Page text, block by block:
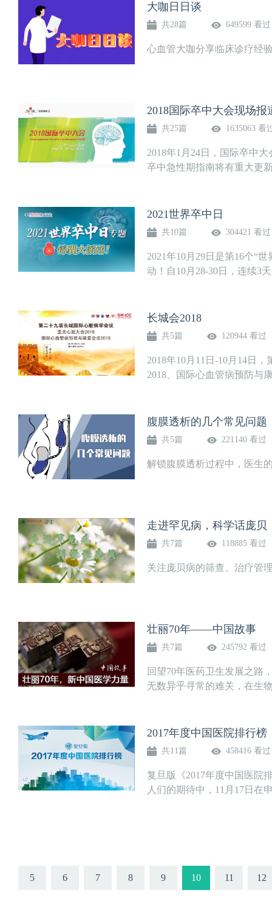
大咖日日谈
共28篇 649599 看过
心血管大咖分享临床诊疗经
2018国际卒中大会现场报
共25篇 1635063 看
2018年1月24日，国际卒中
卒中急性期指南将有重大更
2021世界卒中日
共10篇 304421 看过
2021年10月29日是第16个“
动！自10月28-30日，连续3
长城会2018
共5篇 120944 看过
2018年10月11日-10月14日
2018、国际心血管病预防与
腹膜透析的几个常见问题
共5篇 221140 看过
解锁腹膜透析过程中，医生
走进罕见病，科学话庞贝
共7篇 118885 看过
关注庞贝病的筛查、治疗管
壮丽70年——中国故事
共7篇 245792 看过
回望70年医药卫生发展之路
无数异乎寻常的难关，在生
2017年度中国医院排行榜
共11篇 458416 看过
复旦版《2017年度中国医院
人们的期待中，11月17日在
5 6 7 8 9 10 11 12